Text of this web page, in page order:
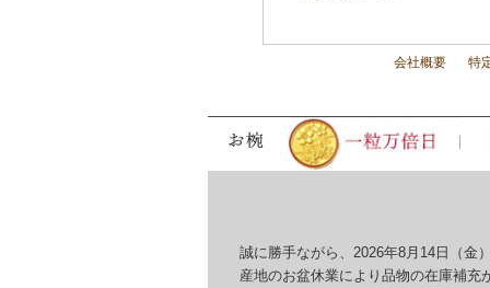
会社概要 特
誠に勝手ながら、2026年8月14日（金）
産地のお盆休業により品物の在庫補充が